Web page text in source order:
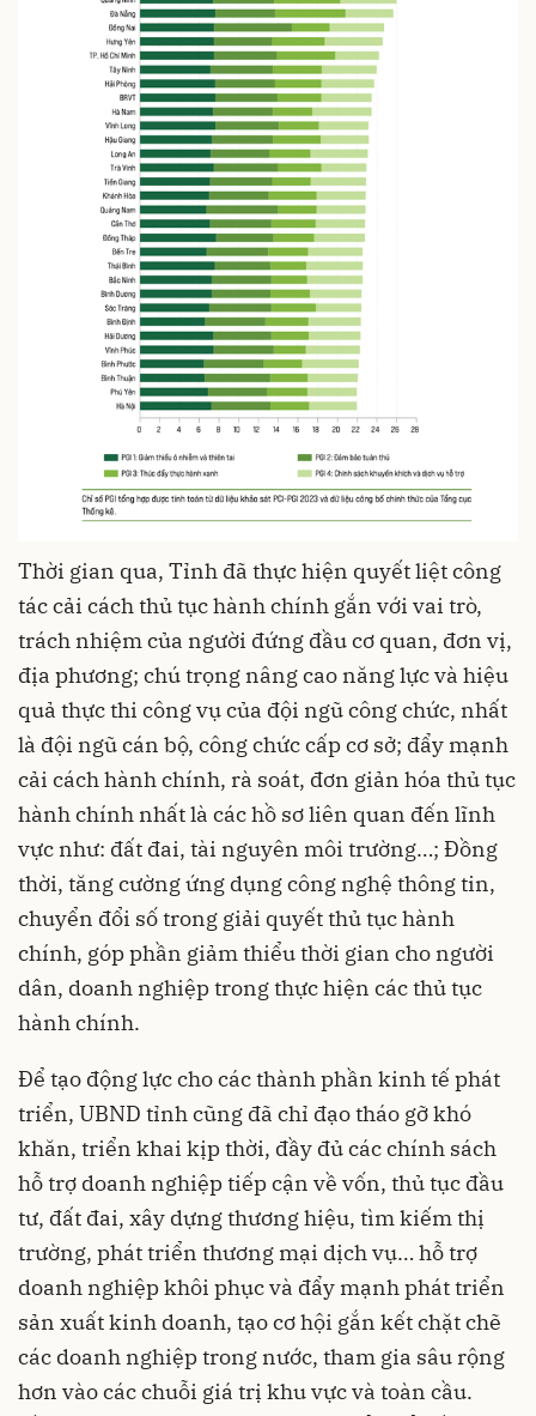
Thời gian qua, Tỉnh đã thực hiện quyết liệt công
tác cải cách thủ tục hành chính gắn với vai trò,
trách nhiệm của người đứng đầu cơ quan, đơn vị,
địa phương; chú trọng nâng cao năng lực và hiệu
quả thực thi công vụ của đội ngũ công chức, nhất
là đội ngũ cán bộ, công chức cấp cơ sở; đẩy mạnh
cải cách hành chính, rà soát, đơn giản hóa thủ tục
hành chính nhất là các hồ sơ liên quan đến lĩnh
vực như: đất đai, tài nguyên môi trường…; Đồng
thời, tăng cường ứng dụng công nghệ thông tin,
chuyển đổi số trong giải quyết thủ tục hành
chính, góp phần giảm thiểu thời gian cho người
dân, doanh nghiệp trong thực hiện các thủ tục
hành chính.
Để tạo động lực cho các thành phần kinh tế phát
triển, UBND tỉnh cũng đã chỉ đạo tháo gỡ khó
khăn, triển khai kịp thời, đầy đủ các chính sách
hỗ trợ doanh nghiệp tiếp cận về vốn, thủ tục đầu
tư, đất đai, xây dựng thương hiệu, tìm kiếm thị
trường, phát triển thương mại dịch vụ… hỗ trợ
doanh nghiệp khôi phục và đẩy mạnh phát triển
sản xuất kinh doanh, tạo cơ hội gắn kết chặt chẽ
các doanh nghiệp trong nước, tham gia sâu rộng
hơn vào các chuỗi giá trị khu vực và toàn cầu.